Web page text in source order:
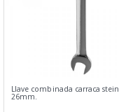
Llave combinada carraca stein
26mm.